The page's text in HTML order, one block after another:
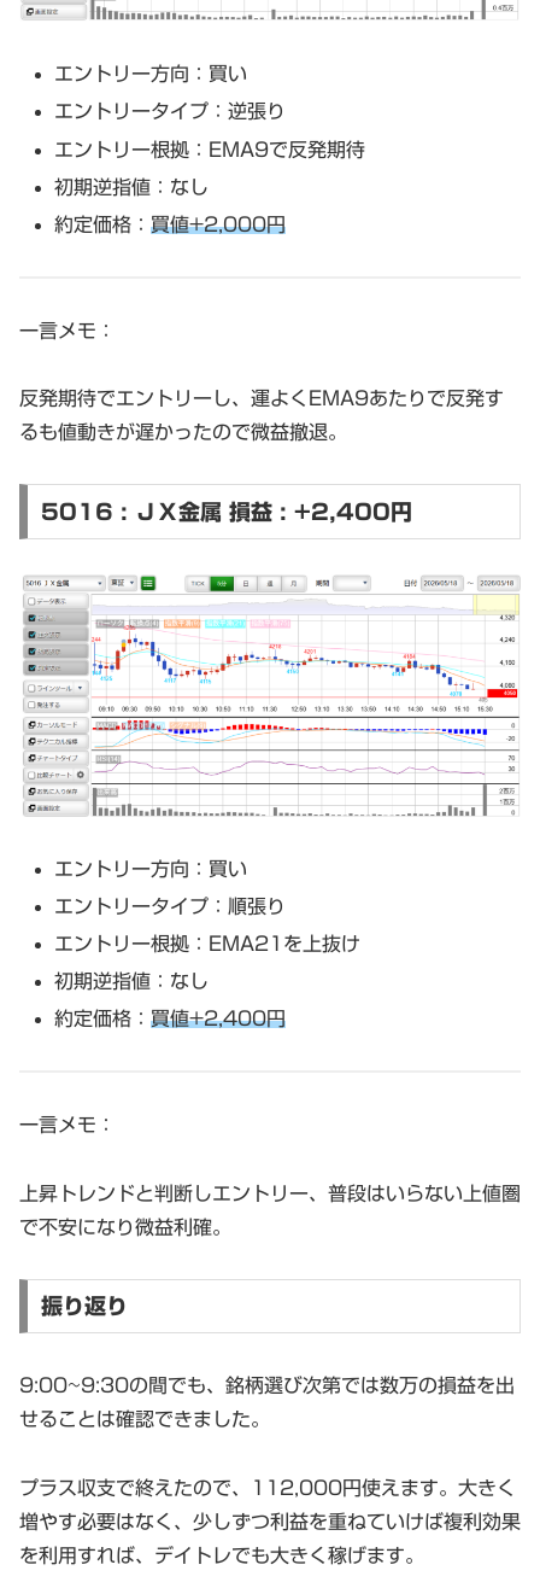
エントリー方向：買い
エントリータイプ：逆張り
エントリー根拠：EMA9で反発期待
初期逆指値：なし
約定価格：買値+2,000円
一言メモ：
反発期待でエントリーし、運よくEMA9あたりで反発す
るも値動きが遅かったので微益撤退。
5016 : ＪＸ金属 損益 : +2,400円
エントリー方向：買い
エントリータイプ：順張り
エントリー根拠：EMA21を上抜け
初期逆指値：なし
約定価格：買値+2,400円
一言メモ：
上昇トレンドと判断しエントリー、普段はいらない上値圏
で不安になり微益利確。
振り返り
9:00~9:30の間でも、銘柄選び次第では数万の損益を出
せることは確認できました。
プラス収支で終えたので、112,000円使えます。大きく
増やす必要はなく、少しずつ利益を重ねていけば複利効果
を利用すれば、デイトレでも大きく稼げます。